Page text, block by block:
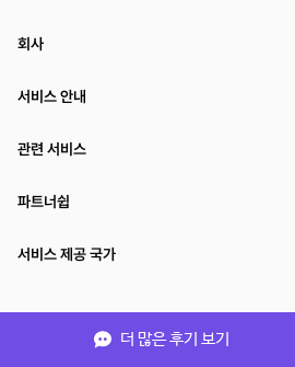
더 많은 후기 보기
회사
서비스 안내
관련 서비스
파트너쉽
서비스 제공 국가
(주)NSPACE 사업자정보